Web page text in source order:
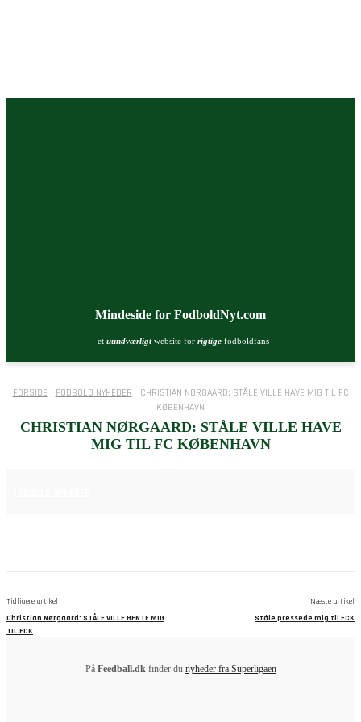
Mindeside for FodboldNyt.com
- et uundværligtwebsite for rigtige fodboldfans
FORSIDE FODBOLD NYHEDER
CHRISTIAN NØRGAARD: STÅLE VILLE HAVE MIG TIL FC
KØBENHAVN
CHRISTIAN NØRGAARD: STÅLE VILLE HAVE
MIG TIL FC KØBENHAVN
Tidligere artikel
Christian Nørgaard: STÅLE VILLE HENTE MIG
TIL FCK
Næste artikel
Ståle pressede mig til FCK
På Feedball.dkfinder du nyheder fra Superligaen